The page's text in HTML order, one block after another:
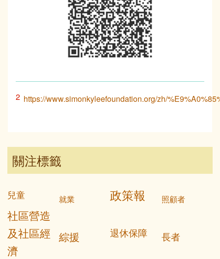
2 https://www.simonkyleefoundation.org/zh/
關注標籤
兒童 就業 政策報 照顧者
社區營造
及社區經
濟
綜援 退休保障 長者